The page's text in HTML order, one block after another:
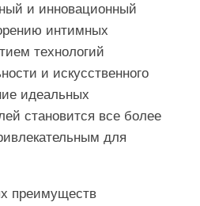
и инновационный
интимных
технологий
и искусственного
идеальных
становится все более
для
преимуществ